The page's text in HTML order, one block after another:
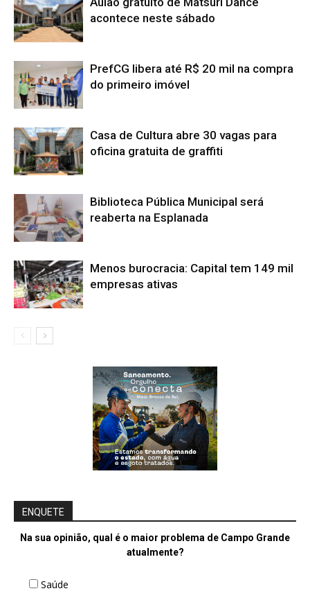
acontece neste sábado
PrefCG libera até R$ 20 mil na compra
do primeiro imóvel
Casa de Cultura abre 30 vagas para
oficina gratuita de graffiti
Biblioteca Pública Municipal será
reaberta na Esplanada
Menos burocracia: Capital tem 149 mil
empresas ativas
ENQUETE
Na sua opinião, qual é o maior problema de Campo Grande
atualmente?
Saúde